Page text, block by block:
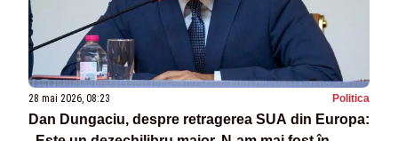
28 mai 2026, 08:23 Politica
Dan Dungaciu, despre retragerea SUA din Europa: